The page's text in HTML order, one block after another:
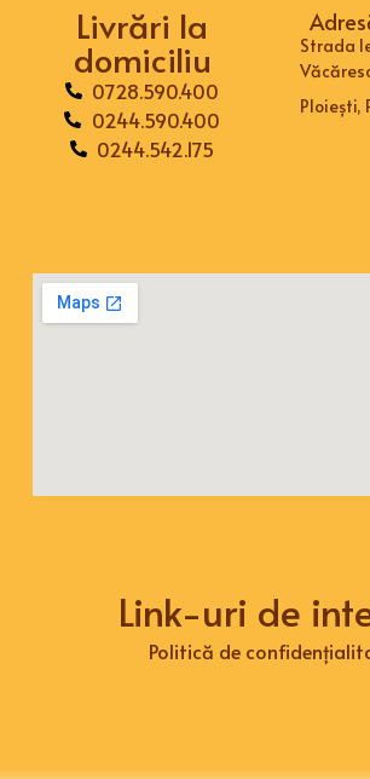
Link-uri de
Politică de
Livrări la
domiciliu
0728.590.400
0244.590.400
0244.542.175
Strada
Ploiești,